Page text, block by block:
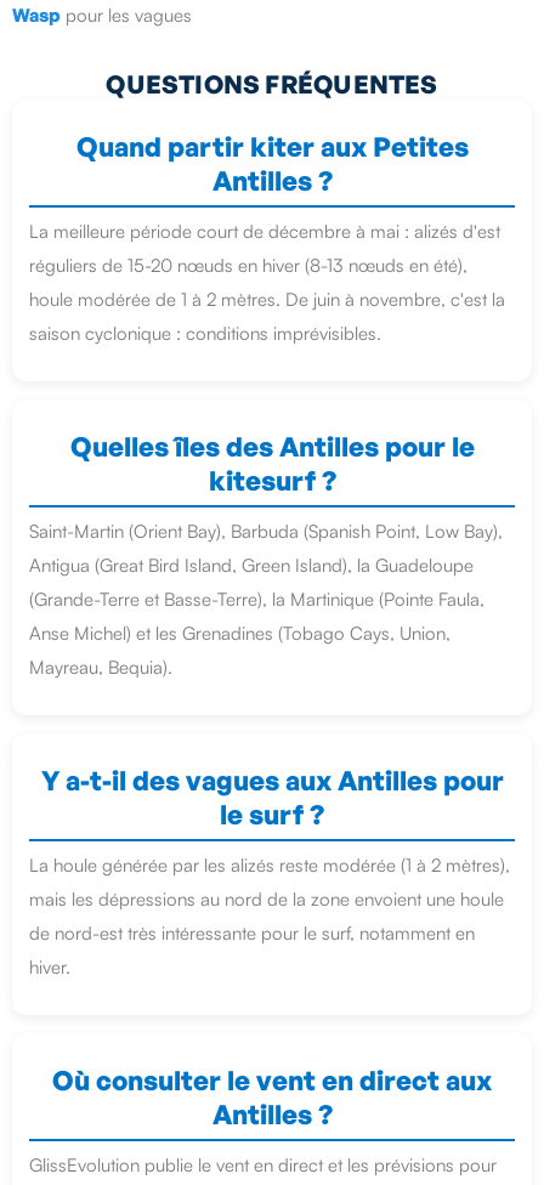
Wasp pour les vagues
QUESTIONS FRÉQUENTES
Quand partir kiter aux Petites
Antilles ?
La meilleure période court de décembre à mai : alizés d'est
réguliers de 15-20 nœuds en hiver (8-13 nœuds en été),
houle modérée de 1 à 2 mètres. De juin à novembre, c'est la
saison cyclonique : conditions imprévisibles.
Quelles îles des Antilles pour le
kitesurf ?
Saint-Martin (Orient Bay), Barbuda (Spanish Point, Low Bay),
Antigua (Great Bird Island, Green Island), la Guadeloupe
(Grande-Terre et Basse-Terre), la Martinique (Pointe Faula,
Anse Michel) et les Grenadines (Tobago Cays, Union,
Mayreau, Bequia).
Y a-t-il des vagues aux Antilles pour
le surf ?
La houle générée par les alizés reste modérée (1 à 2 mètres),
mais les dépressions au nord de la zone envoient une houle
de nord-est très intéressante pour le surf, notamment en
hiver.
Où consulter le vent en direct aux
Antilles ?
GlissEvolution publie le vent en direct et les prévisions pour